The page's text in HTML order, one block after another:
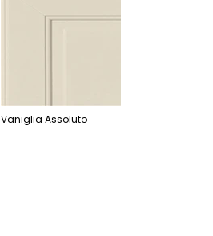
Vaniglia Assoluto